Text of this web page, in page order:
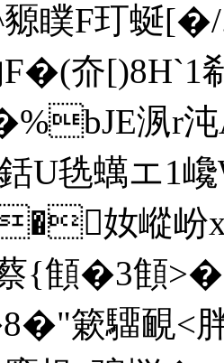
^豲瞨F玎蜒
夼[)8Η`1
洬r沌
U毨蠇エ1
奻嵷
{顀�3顀
簌驑靦<